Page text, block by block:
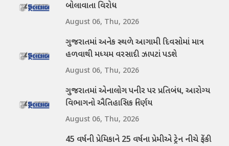
બોલાવાતા વિરોધ
August 06, Thu, 2026
ગુજરાતમાં અનેક સ્થળે આગામી દિવસોમાં માત્ર
હળવાથી મધ્યમ વરસાદી ઝાપટાં પડશે
August 06, Thu, 2026
ગુજરાતમાં એનાલોગ પનીર પર પ્રતિબંધ, આરોગ્ય
વિભાગનો ઐતિહાસિક નિર્ણય
August 06, Thu, 2026
45 વર્ષની પ્રેમિકાને 25 વર્ષના પ્રેમીએ ટ્રેન નીચે ફેંકી